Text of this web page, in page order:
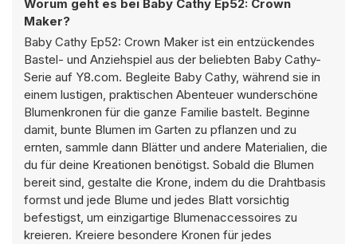
Worum geht es bei Baby Cathy Ep52: Crown
Maker?
Baby Cathy Ep52: Crown Maker ist ein entzückendes
Bastel- und Anziehspiel aus der beliebten Baby Cathy-
Serie auf Y8.com. Begleite Baby Cathy, während sie in
einem lustigen, praktischen Abenteuer wunderschöne
Blumenkronen für die ganze Familie bastelt. Beginne
damit, bunte Blumen im Garten zu pflanzen und zu
ernten, sammle dann Blätter und andere Materialien, die
du für deine Kreationen benötigst. Sobald die Blumen
bereit sind, gestalte die Krone, indem du die Drahtbasis
formst und jede Blume und jedes Blatt vorsichtig
befestigst, um einzigartige Blumenaccessoires zu
kreieren. Kreiere besondere Kronen für jedes